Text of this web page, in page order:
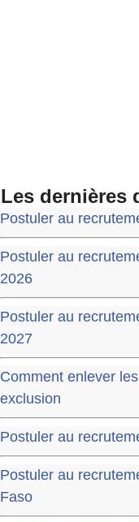
Les dernières
Postuler au
Postuler au
2026
Postuler au
2027
Comment enlever
exclusion
Postuler au
Postuler au
Faso